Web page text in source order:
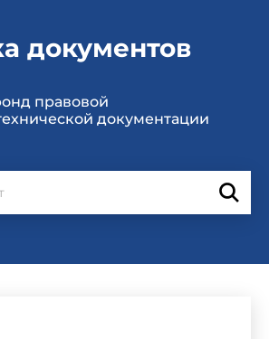
документов
правовой
документации